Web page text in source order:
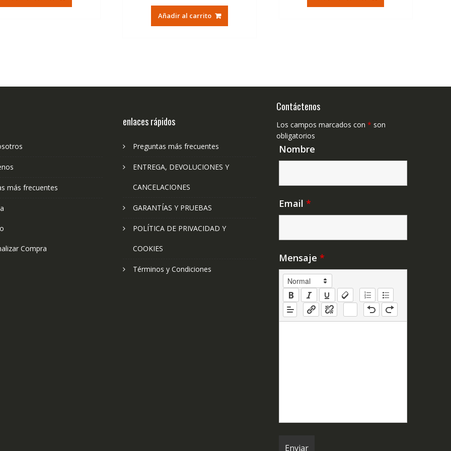
era:
es:
original
era:
actual
es:
Añadir al carrito
era:
es:
más frecuentes
Compra
enlaces rápidos
Preguntas más frecuentes
ENTREGA, DEVOLUCIONES Y
CANCELACIONES
GARANTÍAS Y PRUEBAS
POLÍTICA DE PRIVACIDAD Y
COOKIES
Términos y Condiciones
Contáctenos
Los campos marcados con * son
obligatorios
Nombre
Email *
Mensaje *